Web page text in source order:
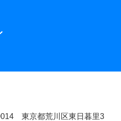
東京都荒川区東日暮里3